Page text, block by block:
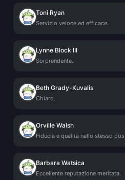
Toni Ryan
Servizio veloce ed efficace.
Lynne Block III
Sorprendente.
Beth Grady-Kuvalis
Chiaro.
Orville Walsh
Fiducia e qualità nello stesso
Barbara Watsica
Eccellente reputazione meritata.